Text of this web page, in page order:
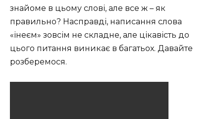
знайоме в цьому слові, але все ж – як
правильно? Насправді, написання слова
«інеєм» зовсім не складне, але цікавість до
цього питання виникає в багатьох. Давайте
розберемося.